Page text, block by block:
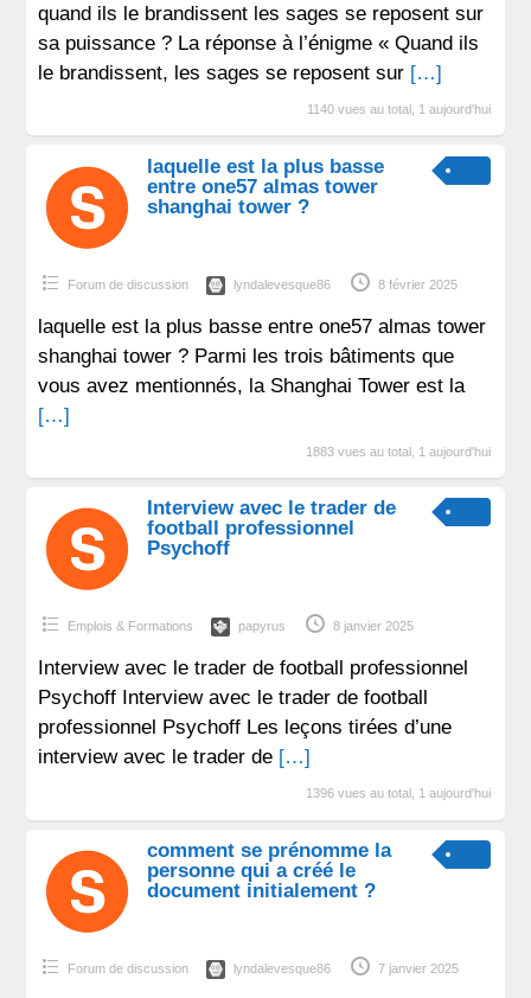
quand ils le brandissent les sages se reposent sur
sa puissance ? La réponse à l’énigme « Quand ils
le brandissent, les sages se reposent sur […]
1140 vues au total, 1 aujourd'hui
laquelle est la plus basse
entre one57 almas tower
shanghai tower ?
Forum de discussion lyndalevesque86 8 février 2025
laquelle est la plus basse entre one57 almas tower
shanghai tower ? Parmi les trois bâtiments que
vous avez mentionnés, la Shanghai Tower est la
[…]
1883 vues au total, 1 aujourd'hui
Interview avec le trader de
football professionnel
Psychoff
Emplois & Formations papyrus 8 janvier 2025
Interview avec le trader de football professionnel
Psychoff Interview avec le trader de football
professionnel Psychoff Les leçons tirées d’une
interview avec le trader de […]
1396 vues au total, 1 aujourd'hui
comment se prénomme la
personne qui a créé le
document initialement ?
Forum de discussion lyndalevesque86 7 janvier 2025